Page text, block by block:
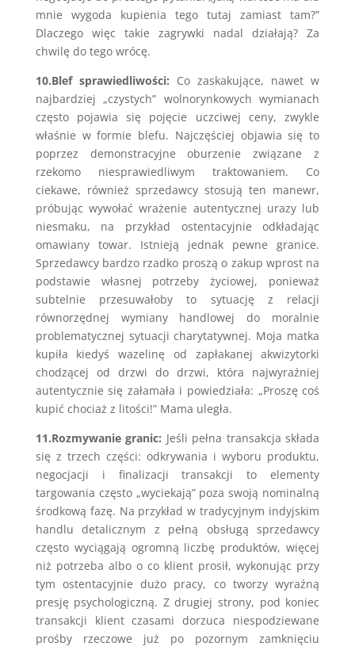
mnie wygoda kupienia tego tutaj zamiast tam?”
Dlaczego więc takie zagrywki nadal działają? Za
chwilę do tego wrócę.
10.Blef sprawiedliwości: Co zaskakujące, nawet w
najbardziej „czystych” wolnorynkowych wymianach
często pojawia się pojęcie uczciwej ceny, zwykle
właśnie w formie blefu. Najczęściej objawia się to
poprzez demonstracyjne oburzenie związane z
rzekomo niesprawiedliwym traktowaniem. Co
ciekawe, również sprzedawcy stosują ten manewr,
próbując wywołać wrażenie autentycznej urazy lub
niesmaku, na przykład ostentacyjnie odkładając
omawiany towar. Istnieją jednak pewne granice.
Sprzedawcy bardzo rzadko proszą o zakup wprost na
podstawie własnej potrzeby życiowej, ponieważ
subtelnie przesuwałoby to sytuację z relacji
równorzędnej wymiany handlowej do moralnie
problematycznej sytuacji charytatywnej. Moja matka
kupiła kiedyś wazelinę od zapłakanej akwizytorki
chodzącej od drzwi do drzwi, która najwyraźniej
autentycznie się załamała i powiedziała: „Proszę coś
kupić chociaż z litości!” Mama uległa.
11.Rozmywanie granic: Jeśli pełna transakcja składa
się z trzech części: odkrywania i wyboru produktu,
negocjacji i finalizacji transakcji to elementy
targowania często „wyciekają” poza swoją nominalną
środkową fazę. Na przykład w tradycyjnym indyjskim
handlu detalicznym z pełną obsługą sprzedawcy
często wyciągają ogromną liczbę produktów, więcej
niż potrzeba albo o co klient prosił, wykonując przy
tym ostentacyjnie dużo pracy, co tworzy wyraźną
presję psychologiczną. Z drugiej strony, pod koniec
transakcji klient czasami dorzuca niespodziewane
prośby rzeczowe już po pozornym zamknięciu